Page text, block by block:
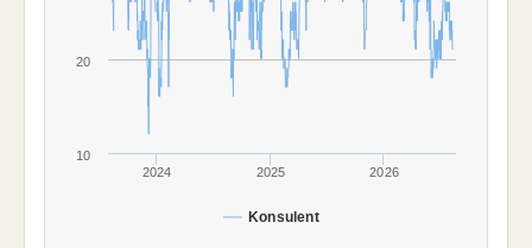
Konsulent
2024 2025 2026
10
20